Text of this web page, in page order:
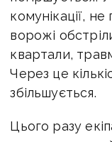
комунікації,
ворожі
квартали,
Через це
збільшується.
Цього разу